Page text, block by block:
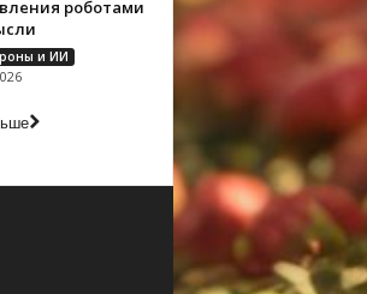
роботами
и ИИ